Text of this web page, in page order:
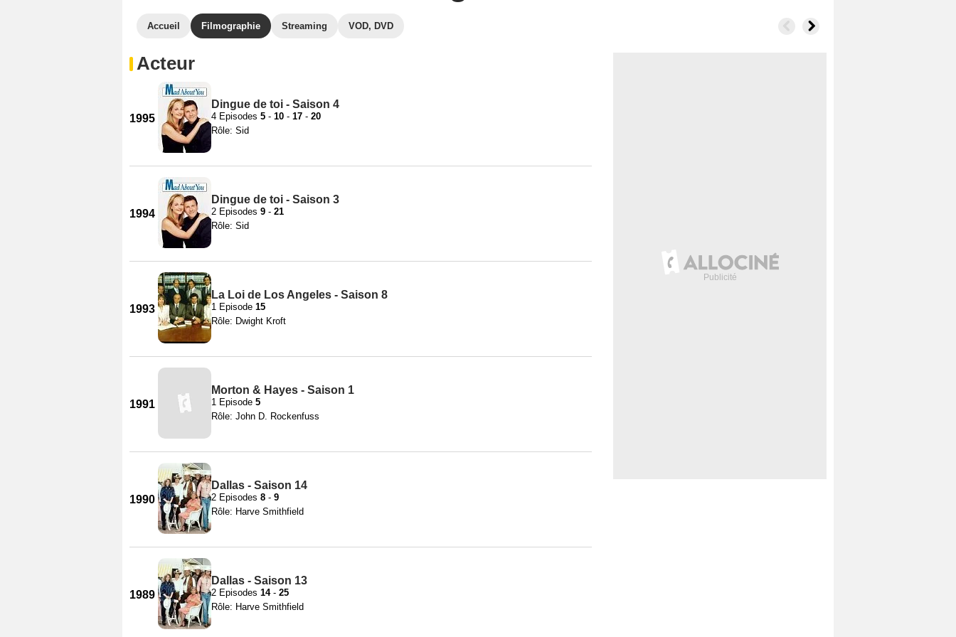
Accueil Filmographie Streaming VOD, DVD
Acteur
1995
Dingue de toi - Saison 4
4 Episodes 5 - 10 - 17 - 20
Rôle: Sid
1994
Dingue de toi - Saison 3
2 Episodes 9 - 21
Rôle: Sid
1993
La Loi de Los Angeles - Saison 8
1 Episode 15
Rôle: Dwight Kroft
1991
Morton & Hayes - Saison 1
1 Episode 5
Rôle: John D. Rockenfuss
1990
Dallas - Saison 14
2 Episodes 8 - 9
Rôle: Harve Smithfield
1989
Dallas - Saison 13
2 Episodes 14- 25
Rôle: Harve Smithfield